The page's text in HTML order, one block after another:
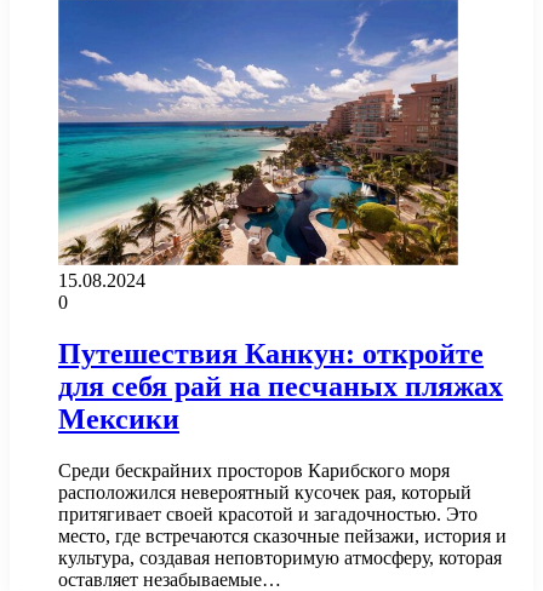
15.08.2024
0
Путешествия Канкун: откройте
для себя рай на песчаных пляжах
Мексики
Среди бескрайних просторов Карибского моря
расположился невероятный кусочек рая, который
притягивает своей красотой и загадочностью. Это
место, где встречаются сказочные пейзажи, история и
культура, создавая неповторимую атмосферу, которая
оставляет незабываемые…